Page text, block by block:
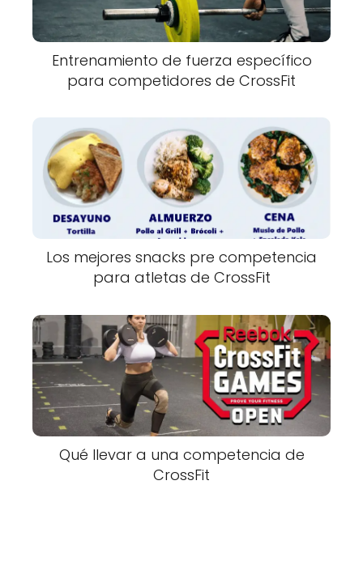
Entrenamiento de fuerza específico
para competidores de CrossFit
Los mejores snacks pre competencia
para atletas de CrossFit
Qué llevar a una competencia de
CrossFit